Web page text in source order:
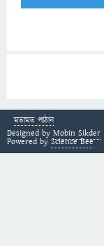
মতামত পাঠান
Designed by Mobin Sikder
Powered by Science Bee